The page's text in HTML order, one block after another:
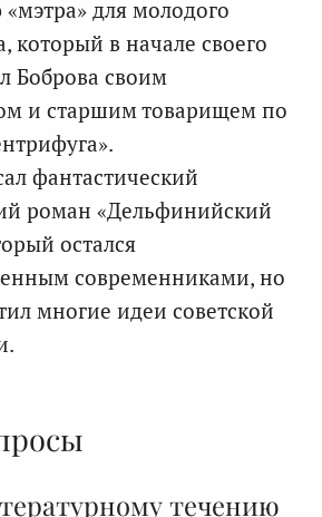
для молодого
который в начале своего
Боброва своим
и старшим товарищем по
фантастический
роман «Дельфинийский
остался
современниками, но
многие идеи советской
течению